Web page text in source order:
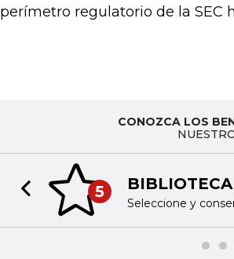
perímetro regulatorio de la SEC
CONOZCA LOS
5
Seleccione y
Previous slide